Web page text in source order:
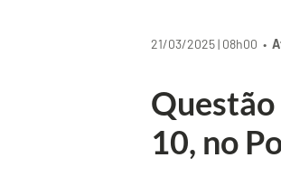
21/03/2025 | 08h00 •
10, no